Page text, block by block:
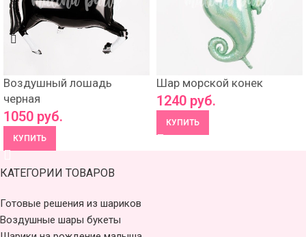
Воздушный лошадь
черная
1050 руб.
КУПИТЬ
Шар морской конек
1240 руб.
КУПИТЬ
КАТЕГОРИИ ТОВАРОВ
Готовые решения из шариков
Воздушные шары букеты